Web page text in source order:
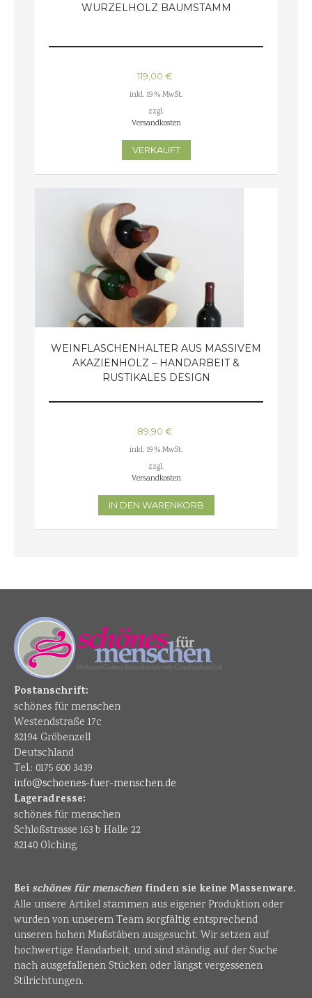
WURZELHOLZ BAUMSTAMM
119,00 €
inkl. 19 % MwSt.
zzgl.
Versandkosten
VERKAUFT
WEINFLASCHENHALTER AUS MASSIVEM
AKAZIENHOLZ – HANDARBEIT &
RUSTIKALES DESIGN
89,90 €
inkl. 19 % MwSt.
zzgl.
Versandkosten
IN DEN WARENKORB
Postanschrift:
schönes für menschen
Westendstraße 17c
82194 Gröbenzell
Deutschland
Tel.: 0175 600 3439
info@schoenes-fuer-menschen.de
Lageradresse:
schönes für menschen
Schloßstrasse 163 b Halle 22
82140 Olching
Beischönes für menschen finden sie keine Massenware.
Alle unsere Artikel stammen aus eigener Produktion oder
wurden von unserem Team sorgfältig entsprechend
unseren hohen Maßstäben ausgesucht. Wir setzen auf
hochwertige Handarbeit, und sind ständig auf der Suche
nach ausgefallenen Stücken oder längst vergessenen
Stilrichtungen.